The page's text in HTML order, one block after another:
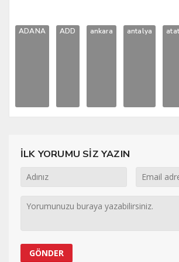
ADANA ADD ankara antalya
İLK YORUMU SİZ YAZIN